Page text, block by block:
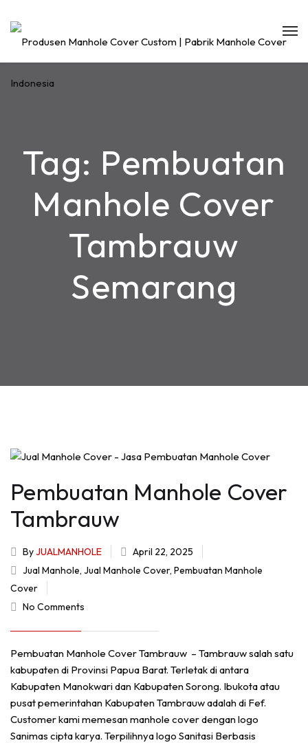
Tag: Pembuatan
Manhole Cover
Tambrauw
Semarang
Pembuatan Manhole Cover
Tambrauw
ByJUALMANHOLE
April 22, 2025
Jual Manhole, Jual Manhole Cover, Pembuatan Manhole
Cover
No Comments
Pembuatan Manhole Cover Tambrauw – Tambrauw salah satu
kabupaten di Provinsi Papua Barat. Terletak di antara
Kabupaten Manokwari dan Kabupaten Sorong. Ibukota atau
pusat pemerintahan Kabupaten Tambrauw adalah di Fef.
Customer kami memesan manhole cover dengan logo
Sanimas cipta karya. Terpilihnya logo Sanitasi Berbasis